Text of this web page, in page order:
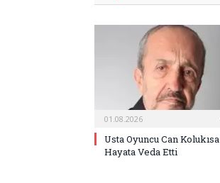
01.08.2026
Usta Oyuncu Can Kolukısa
Hayata Veda Etti